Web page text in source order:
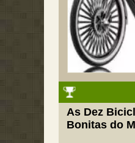
As Dez
Bonitas do